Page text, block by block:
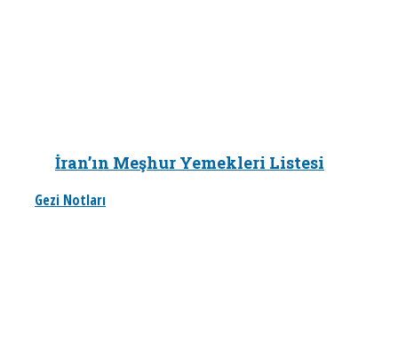
İran’ın Meşhur Yemekleri Listesi
Gezi Notları